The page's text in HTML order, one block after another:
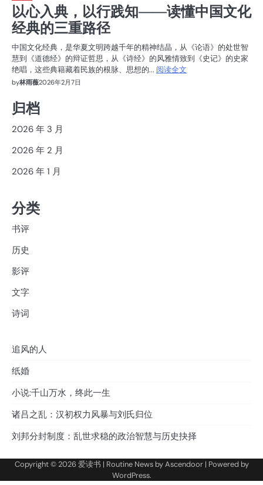
以心入典，以行践知——读懂中国文化
经典的三重路径
中国文化经典，是华夏文明跨越千年的精神结晶，从《论语》的处世智
慧到《道德经》的辩证哲思，从《诗经》的风雅情致到《史记》的史家
绝唱，这些典籍藏着民族的根脉、思想的... 阅读全文
by林雨薇2026年2月7日
归档
2026 年 3 月
2026 年 2 月
2026 年 1 月
分类
书评
历史
影评
文字
诗词
追风的人
纸婚
小说:千山万水，终此一生
诸吕之乱：汉初权力风暴与刘氏归位
刘邦分封制度：乱世求稳的政治智慧与历史抉择
Copyright © 2026爱读书 | Routine News byAscendoor| Powered by
WordPress.